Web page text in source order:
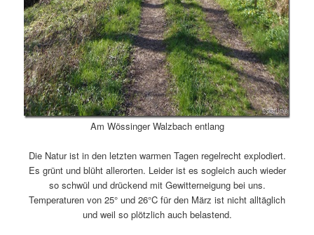
Am Wössinger Walzbach entlang
Die Natur ist in den letzten warmen Tagen regelrecht explodiert.
Es grünt und blüht allerorten. Leider ist es sogleich auch wieder
so schwül und drückend mit Gewitterneigung bei uns.
Temperaturen von 25° und 26°C für den März ist nicht alltäglich
und weil so plötzlich auch belastend.